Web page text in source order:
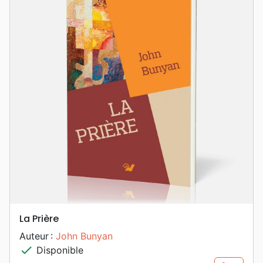
La Prière
Auteur : John Bunyan
check Disponible